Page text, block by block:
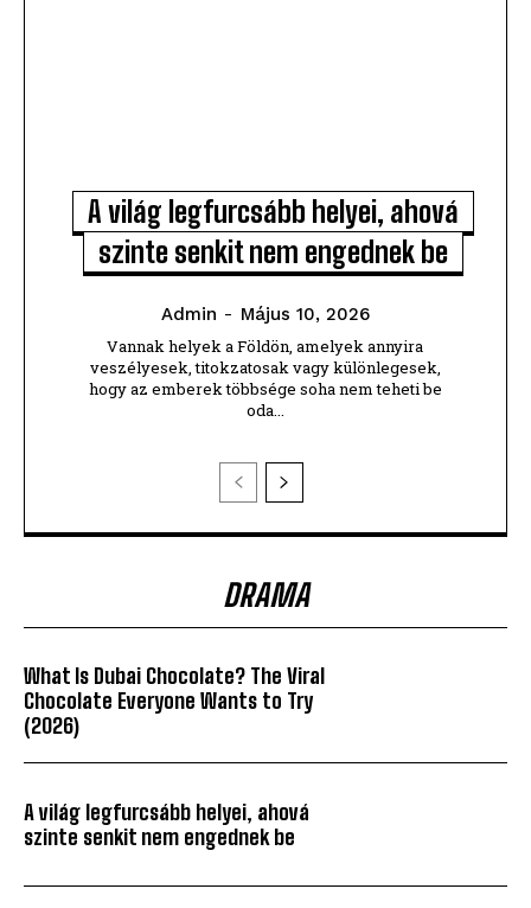
A világ legfurcsább helyei, ahová
szinte senkit nem engednek be
Admin - Május 10, 2026
Vannak helyek a Földön, amelyek annyira
veszélyesek, titokzatosak vagy különlegesek,
hogy az emberek többsége soha nem teheti be
oda...
DRAMA
What Is Dubai Chocolate? The Viral
Chocolate Everyone Wants to Try
(2026)
A világ legfurcsább helyei, ahová
szinte senkit nem engednek be